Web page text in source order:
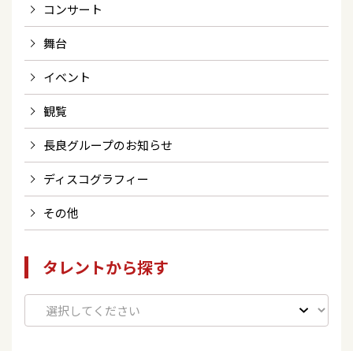
コンサート
舞台
イベント
観覧
長良グループのお知らせ
ディスコグラフィー
その他
タレントから探す